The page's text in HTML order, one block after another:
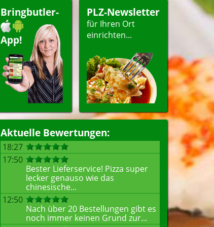
Bringbutler-
App!
PLZ-Newsletter
für Ihren Ort
einrichten...
Aktuelle Bewertungen:
18:27
17:50
Bester Lieferservice! Pizza super
lecker genauso wie das
chinesische...
12:50
Nach über 20 Bestellungen gibt es
noch immer keinen Grund zur...